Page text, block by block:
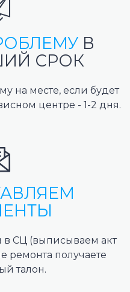
В
СРОК
на месте, если будет
центре - 1-2 дня.
в СЦ (выписываем акт
ремонта получаете
талон.